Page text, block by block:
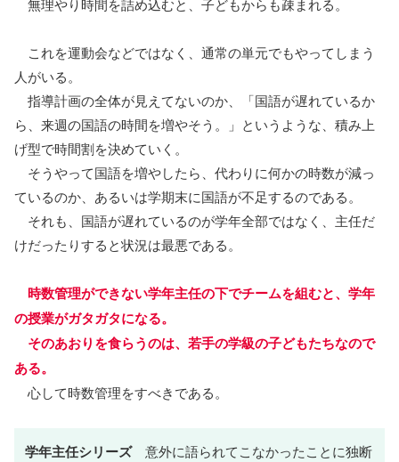
無理やり時間を詰め込むと、子どもからも疎まれる。
これを運動会などではなく、通常の単元でもやってしまう
人がいる。
指導計画の全体が見えてないのか、「国語が遅れているか
ら、来週の国語の時間を増やそう。」というような、積み上
げ型で時間割を決めていく。
そうやって国語を増やしたら、代わりに何かの時数が減っ
ているのか、あるいは学期末に国語が不足するのである。
それも、国語が遅れているのが学年全部ではなく、主任だ
けだったりすると状況は最悪である。
時数管理ができない学年主任の下でチームを組むと、学年
の授業がガタガタになる。
そのあおりを食らうのは、若手の学級の子どもたちなので
ある。
心して時数管理をすべきである。
学年主任シリーズ意外に語られてこなかったことに独断